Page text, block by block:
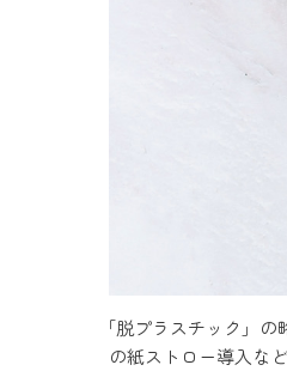
「脱プラスチック」
の紙ストロー導入な